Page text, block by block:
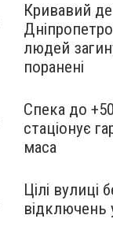
Кривавий
людей
поранені
Спека до
стаціонує
маса
Цілі вулиці
відключень